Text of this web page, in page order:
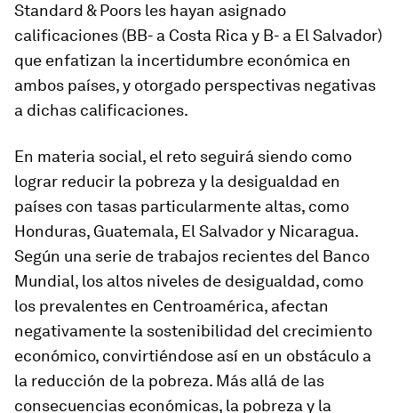
Standard & Poors les hayan asignado
calificaciones (BB- a Costa Rica y B- a El Salvador)
que enfatizan la incertidumbre económica en
ambos países, y otorgado perspectivas negativas
a dichas calificaciones.
En materia social, el reto seguirá siendo como
lograr reducir la pobreza y la desigualdad en
países con tasas particularmente altas, como
Honduras, Guatemala, El Salvador y Nicaragua.
Según una serie de trabajos recientes del Banco
Mundial, los altos niveles de desigualdad, como
los prevalentes en Centroamérica, afectan
negativamente la sostenibilidad del crecimiento
económico, convirtiéndose así en un obstáculo a
la reducción de la pobreza. Más allá de las
consecuencias económicas, la pobreza y la